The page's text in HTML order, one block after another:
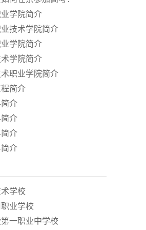
学院简介
技术学院简介
学院简介
术学院简介
职业学院简介
简介
介
介
介
介
术学校
业学校
一职业中学校